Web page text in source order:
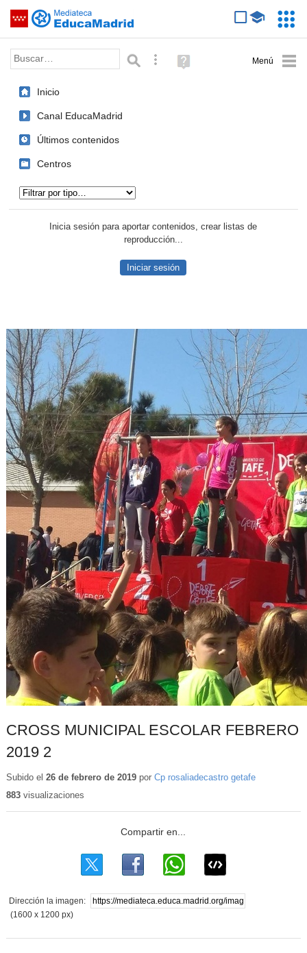
Saltar navegación
Palabra o frase: Búsqueda avanzada
Ayuda
(en
Inicio
Canal EducaMadrid
Últimos contenidos
Centros
Inicia sesión para aportar contenidos, crear listas de
reproducción...
Iniciar sesión
CROSS MUNICIPAL ESCOLAR FEBRERO
2019 2
Subido el 26 de febrero de 2019por Cp rosaliadecastro getafe
883visualizaciones
Dirección la imagen:
(1600 x 1200 px)